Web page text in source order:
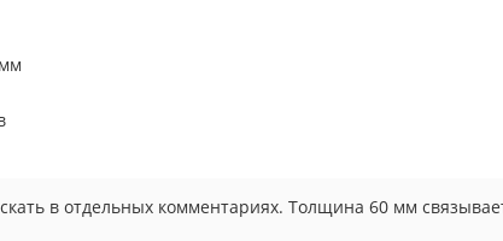
в отдельных комментариях. Толщина 60 мм